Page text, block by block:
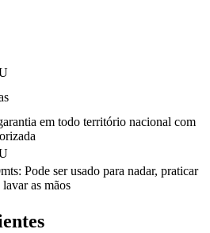
em todo território nacional com
Pode ser usado para nadar, praticar
lavar as mãos